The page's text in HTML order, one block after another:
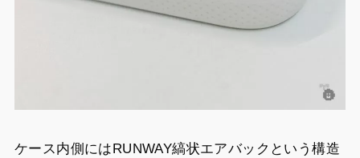
ケース内側にはRUNWAY縞状エアバックという構造